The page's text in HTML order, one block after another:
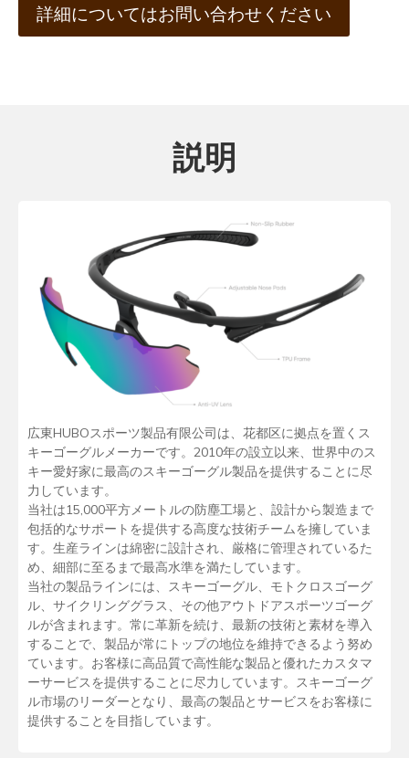
詳細についてはお問い合わせください
説明
広東HUBOスポーツ製品有限公司は、花都区に拠点を置くス
キーゴーグルメーカーです。2010年の設立以来、世界中のス
キー愛好家に最高のスキーゴーグル製品を提供することに尽
力しています。
当社は15,000平方メートルの防塵工場と、設計から製造まで
包括的なサポートを提供する高度な技術チームを擁していま
す。生産ラインは綿密に設計され、厳格に管理されているた
め、細部に至るまで最高水準を満たしています。
当社の製品ラインには、スキーゴーグル、モトクロスゴーグ
ル、サイクリンググラス、その他アウトドアスポーツゴーグ
ルが含まれます。常に革新を続け、最新の技術と素材を導入
することで、製品が常にトップの地位を維持できるよう努め
ています。お客様に高品質で高性能な製品と優れたカスタマ
ーサービスを提供することに尽力しています。スキーゴーグ
ル市場のリーダーとなり、最高の製品とサービスをお客様に
提供することを目指しています。